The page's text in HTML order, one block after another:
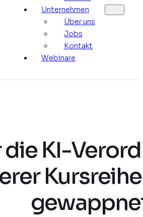
Unternehmen
Über uns
Jobs
Kontakt
Webinare
die KI-